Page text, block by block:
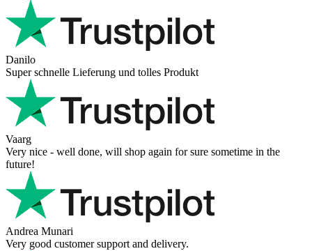
Danilo
Super schnelle Lieferung und tolles Produkt
Vaarg
Very nice - well done, will shop again for sure sometime in the
future!
Andrea Munari
Very good customer support and delivery.